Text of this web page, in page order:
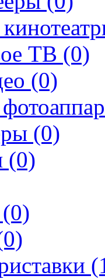
ТВ (0)
(0)
(0)
(0)